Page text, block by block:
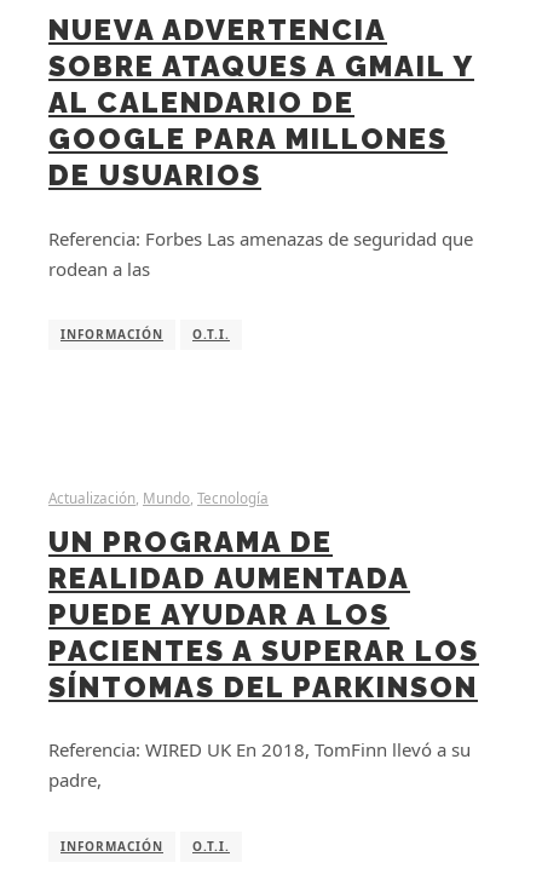
NUEVA ADVERTENCIA
SOBRE ATAQUES A GMAIL Y
AL CALENDARIO DE
GOOGLE PARA MILLONES
DE USUARIOS
Referencia: Forbes Las amenazas de seguridad que
rodean a las
INFORMACIÓN O.T.I.
Actualización, Mundo, Tecnología
UN PROGRAMA DE
REALIDAD AUMENTADA
PUEDE AYUDAR A LOS
PACIENTES A SUPERAR LOS
SÍNTOMAS DEL PARKINSON
Referencia: WIRED UK En 2018, TomFinn llevó a su
padre,
INFORMACIÓN O.T.I.